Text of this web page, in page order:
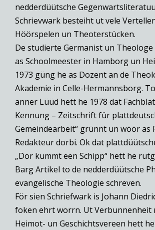
nedderdüütsche
Schrievwark besteiht ut vele
Höörspelen un Theoterstücken.
De studierte Germanist un
as Schoolmeester in Hamborg un
1973 güng he as Dozent an de
Akademie in Celle-Hermannsborg.
anner Lüüd hett he 1978 dat
Kennung – Zeitschrift für
Gemeindearbeit“ grünnt un wöör as
Redakteur dorbi. Ok dat
„Dor kummt een Schipp“ hett he
Barg Artikel to de nedderdüütsche
evangelische Theologie schreven.
För sien Schriefwark is Johann
foken ehrt worrn. Ut Verbunnenheit
Heimot- un Geschichtsvereen hett